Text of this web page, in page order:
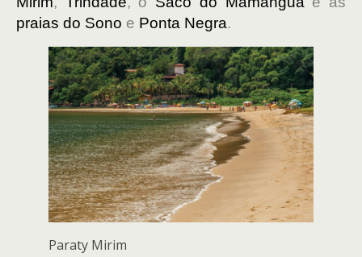
praias do Sono e Ponta Negra.
Paraty Mirim